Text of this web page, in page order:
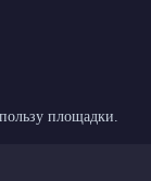
площадки.